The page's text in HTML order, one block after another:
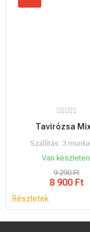
Tavirózsa
Szállítás: 3
Van
9 290 Ft
8 900 Ft
Részletek